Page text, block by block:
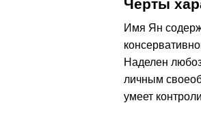
Черты
Имя Ян
Наделен
личным
умеет